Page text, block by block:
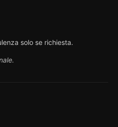
solo se richiesta.